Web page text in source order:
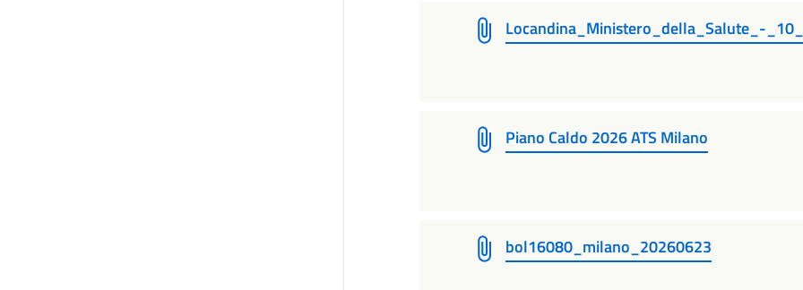
Locandina_Ministero_della_Salute_-
Piano Caldo 2026 ATS Milano
bol16080_milano_20260623